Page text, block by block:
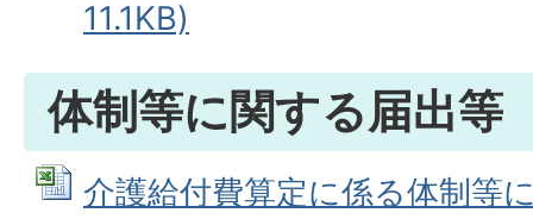
11.1KB)
体制等に関する届出等
介護給付費算定に係る体制等